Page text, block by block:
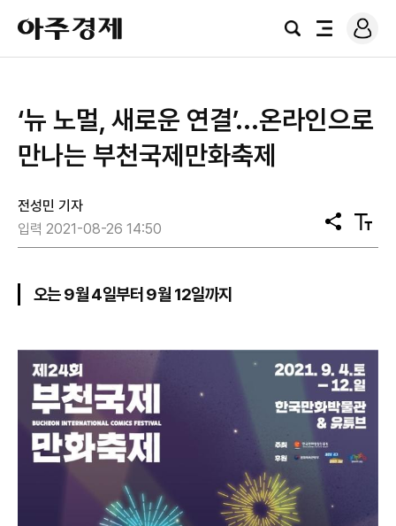
아
주
경
검
전
로
그
‘뉴 노멀, 새로운 연결’...온라인으로
만나는 부천국제만화축제
전성민 기자
입력 2021-08-26 14:50
공
유
텍
스
오는 9월 4일부터 9월 12일까지